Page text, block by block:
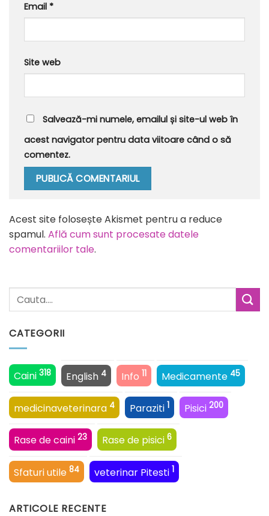
CATEGORII
Caini 318 English 4 Info 11 Medicamente 45
medicinaveterinara 4 Paraziti 1 Pisici 200
Rase de caini 23 Rase de pisici 6
Sfaturi utile 84 veterinar Pitesti 1
ARTICOLE RECENTE
Email *
Site web
Salvează-mi numele, emailul și site-ul web în
acest navigator pentru data viitoare când o să
comentez.
Acest site folosește Akismet pentru a reduce
spamul. Află cum sunt procesate datele
comentariilor tale.